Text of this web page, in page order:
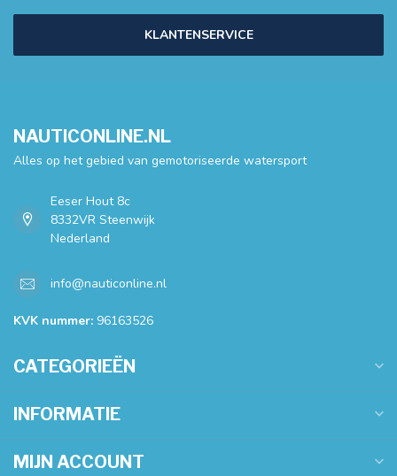
KLANTENSERVICE
NAUTICONLINE.NL
Alles op het gebied van gemotoriseerde watersport
Eeser Hout 8c
8332VR Steenwijk
Nederland
info@nauticonline.nl
KVK nummer: 96163526
CATEGORIEËN
INFORMATIE
MIJN ACCOUNT